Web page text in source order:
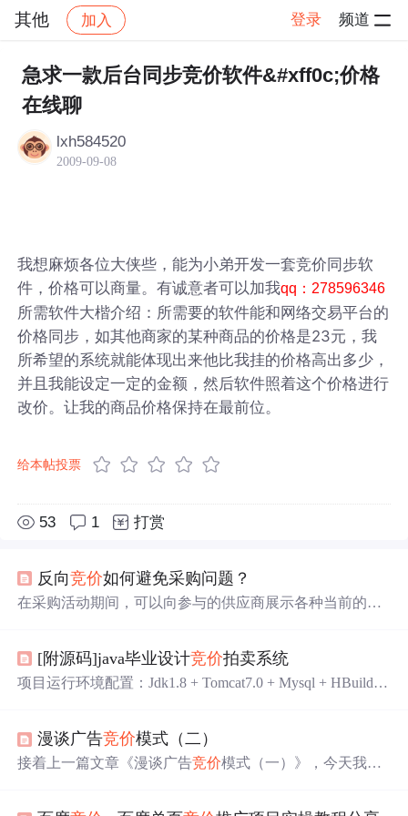
其他 加入 登录 频道
社区 其他 帖子详情
急求一款后台同步竞价软件&#xff0c;价格
在线聊
lxh584520
2009-09-08
我想麻烦各位大侠些，能为小弟开发一套竞价同步软
件，价格可以商量。有诚意者可以加我qq：278596346
所需软件大楷介绍：所需要的软件能和网络交易平台的
价格同步，如其他商家的某种商品的价格是23元，我
所希望的系统就能体现出来他比我挂的价格高出多少，
并且我能设定一定的金额，然后软件照着这个价格进行
改价。让我的商品价格保持在最前位。
给本帖投票
53 1 打赏
反向竞价如何避免采购问题？
在采购活动期间，可以向参与的供应商展示各种当前的定
一旦确定了最终的报价，采购需求及报价可通过8Manage
系统自动转化成电子采购订单，快速方便并且确保准确，
是，反向竞价服务是在市场计划中实施的，以保留一定比
例的资本。反向
竞价是在网上进行的，虽然有些门户网站
可以连接买家和卖家，但你必须确保为其选择了正确的门
[附源码]java毕业设计竞价拍卖系统
项目运行环境配置：Jdk1.8 + Tomcat7.0 + Mysql + HBuilder
等等组成，B/S模式 + Maven管理等等。环境需要1.运行环
境：最好是java jdk 1.8，我们在这个平台上运行的。其他
漫谈广告竞价模式（二）
接着上一篇文章《漫谈广告竞价模式（一）》，今天我们